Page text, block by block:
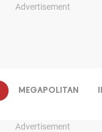
Advertisement
MEGAPOLITAN
Advertisement